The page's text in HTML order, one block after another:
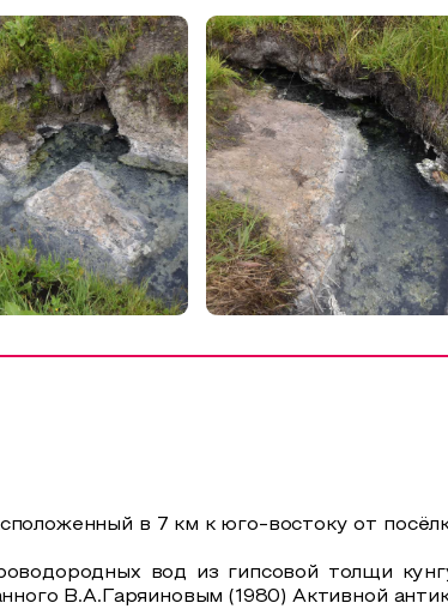
в 7 км к юго-востоку от
вод из гипсовой толщи
В.А.Гаряиновым (1980) Активной